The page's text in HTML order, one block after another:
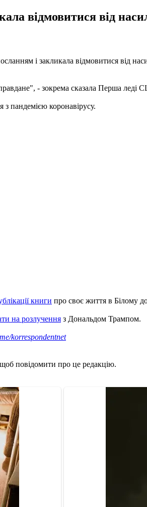
відмовитися від
і закликала відмовитися від
- зокрема сказала Перша леді
пандемією коронавірусу.
книги про своє життя в Білому
на розлучення з Дональдом Трампом.
korrespondentnet
повідомити про це редакцію.